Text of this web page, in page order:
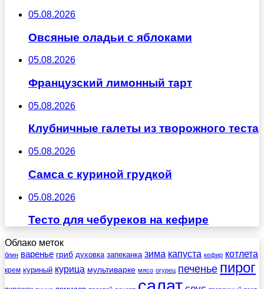
05.08.2026
Овсяные оладьи с яблоками
05.08.2026
Французский лимонный тарт
05.08.2026
Клубничные галеты из творожного теста
05.08.2026
Самса с куриной грудкой
05.08.2026
Тесто для чебуреков на кефире
Облако меток
блин варенье гриб духовка запеканка зима капуста кефир котлета
крем куриный курица мультиварке мясо огурец печенье пирог